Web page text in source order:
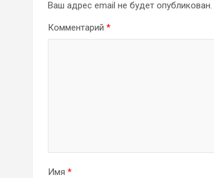
Ваш адрес email не будет опубликован.
Комментарий *
Имя *